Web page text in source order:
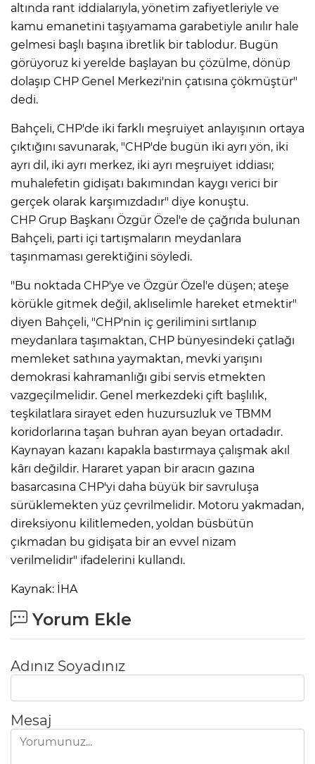
altında rant iddialarıyla, yönetim zafiyetleriyle ve
kamu emanetini taşıyamama garabetiyle anılır hale
gelmesi başlı başına ibretlik bir tablodur. Bugün
görüyoruz ki yerelde başlayan bu çözülme, dönüp
dolaşıp CHP Genel Merkezi'nin çatısına çökmüştür"
dedi.
Bahçeli, CHP'de iki farklı meşruiyet anlayışının ortaya
çıktığını savunarak, "CHP'de bugün iki ayrı yön, iki
ayrı dil, iki ayrı merkez, iki ayrı meşruiyet iddiası;
muhalefetin gidişatı bakımından kaygı verici bir
gerçek olarak karşımızdadır" diye konuştu.
CHP Grup Başkanı Özgür Özel'e de çağrıda bulunan
Bahçeli, parti içi tartışmaların meydanlara
taşınmaması gerektiğini söyledi.
"Bu noktada CHP'ye ve Özgür Özel'e düşen; ateşe
körükle gitmek değil, aklıselimle hareket etmektir"
diyen Bahçeli, "CHP'nin iç gerilimini sırtlanıp
meydanlara taşımaktan, CHP bünyesindeki çatlağı
memleket sathına yaymaktan, mevki yarışını
demokrasi kahramanlığı gibi servis etmekten
vazgeçilmelidir. Genel merkezdeki çift başlılık,
teşkilatlara sirayet eden huzursuzluk ve TBMM
koridorlarına taşan buhran ayan beyan ortadadır.
Kaynayan kazanı kapakla bastırmaya çalışmak akıl
kârı değildir. Hararet yapan bir aracın gazına
basarcasına CHP'yi daha büyük bir savruluşa
sürüklemekten yüz çevrilmelidir. Motoru yakmadan,
direksiyonu kilitlemeden, yoldan büsbütün
çıkmadan bu gidişata bir an evvel nizam
verilmelidir" ifadelerini kullandı.
Kaynak: İHA
Yorum Ekle
Adınız Soyadınız
Mesaj